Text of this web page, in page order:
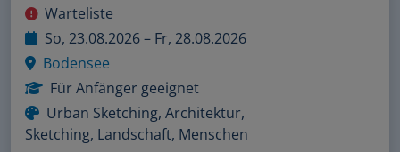
Warteliste
So, 23.08.2026 – Fr, 28.08.2026
Bodensee
Für Anfänger geeignet
Urban Sketching, Architektur,
Sketching, Landschaft, Menschen